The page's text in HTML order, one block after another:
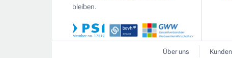
bleiben.
Über uns